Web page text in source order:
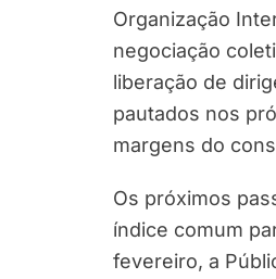
Organização
negociação
liberação de
pautados nos
margens do
Os próximos
índice comum
fevereiro, a